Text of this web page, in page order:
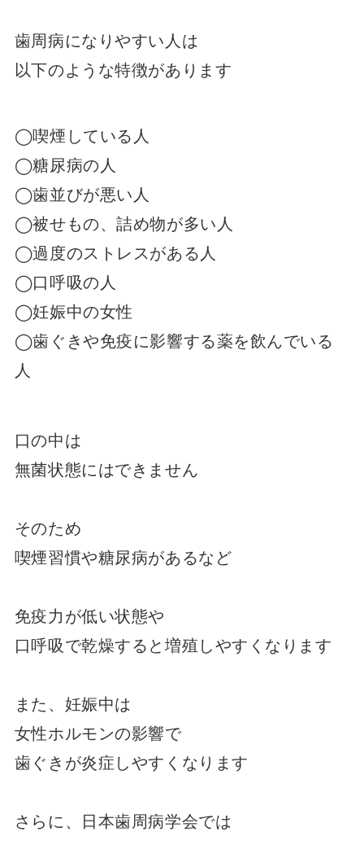
歯周病になりやすい人は
以下のような特徴があります
◯喫煙している人
◯糖尿病の人
◯歯並びが悪い人
◯被せもの、詰め物が多い人
◯過度のストレスがある人
◯口呼吸の人
◯妊娠中の女性
◯歯ぐきや免疫に影響する薬を飲んでいる
人
口の中は
無菌状態にはできません
そのため
喫煙習慣や糖尿病があるなど
免疫力が低い状態や
口呼吸で乾燥すると増殖しやすくなります
また、妊娠中は
女性ホルモンの影響で
歯ぐきが炎症しやすくなります
さらに、日本歯周病学会では